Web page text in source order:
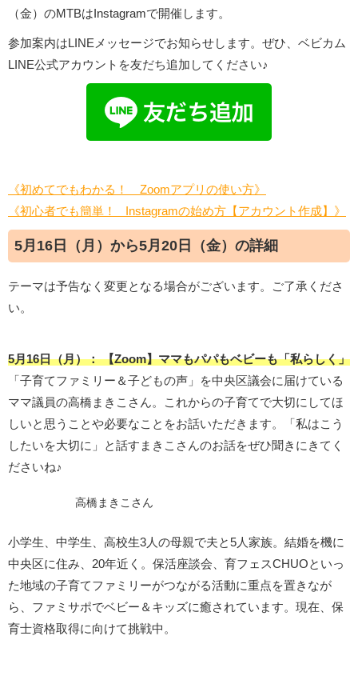
（金）のMTBはInstagramで開催します。
参加案内はLINEメッセージでお知らせします。ぜひ、ベビカム
LINE公式アカウントを友だち追加してください♪
《初めてでもわかる！ Zoomアプリの使い方》
《初心者でも簡単！ Instagramの始め方【アカウント作成】》
5月16日（月）から5月20日（金）の詳細
テーマは予告なく変更となる場合がございます。ご了承くださ
い。
5月16日（月）：【Zoom】ママもパパもベビーも「私らしく」
「子育てファミリー＆子どもの声」を中央区議会に届けている
ママ議員の高橋まきこさん。これからの子育てで大切にしてほ
しいと思うことや必要なことをお話いただきます。「私はこう
したいを大切に」と話すまきこさんのお話をぜひ聞きにきてく
ださいね♪
高橋まきこさん
小学生、中学生、高校生3人の母親で夫と5人家族。結婚を機に
中央区に住み、20年近く。保活座談会、育フェスCHUOといっ
た地域の子育てファミリーがつながる活動に重点を置きなが
ら、ファミサポでベビー＆キッズに癒されています。現在、保
育士資格取得に向けて挑戦中。